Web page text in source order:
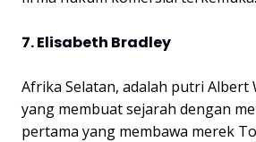
7. Elisabeth Bradley
Afrika Selatan, adalah putri Albert
yang membuat sejarah dengan
pertama yang membawa merek